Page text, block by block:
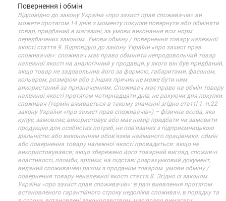
Повернення і обмін
Відповідно до закону України «про захист прав споживачів» ви
можете протягом 14 днів з моменту покупки повернути або обміняти
товар, придбаний в магазині, за умови виконання всіх норм
передбачених законом. Умови обміну / повернення товару належної
якості стаття 9. Відповідно до закону України «про захист прав
споживачів»: споживач має право обміняти непродовольчий товар
належної якості на аналогічний у продавця, у якого він був придбаний,
якщо товар не задовольнив його за формою, габаритами, фасоном,
кольором, розміром або з інших причин не може бути ним
використаний за призначенням. Споживач має право на обмін товару
належної якості протягом чотирнадцяти днів, не рахуючи дня покупки.
споживач (термін вживається в такому значенні згідно статті 1. п.22
закону України «про захист прав споживачів») – фізична особа, яка
купує, замовляє, використовує або має намір придбати чи замовити
продукцію для особистих потреб, не пов’язаних з підприємницькою
діяльністю або виконанням обов’язків найманого працівника. обмін
або повернення товару належної якості провадиться: якщо не
використовувався; якщо збережено його товарний вигляд, споживчі
властивості, пломби, ярлики; на підставі розрахунковий документ,
виданий споживачеві разом з проданим товаром. умови обміну /
повернення товару неналежної якості стаття 8. Згідно із законом
України «про захист прав споживачів»: в разі виявлення протягом
встановленого гарантійного строку недоліків споживач, в порядку та